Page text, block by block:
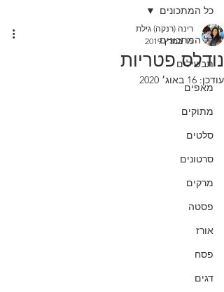
כל המתכונים
תבשילים
מאפים
מתוקים
סלטים
סרטונים
מרקים
פסטה
אורז
פסח
דגים
כל המתכונים
נודלס פטריות
רינה (רנקה) גילת
15 במרץ 2019
עודכן: 16 באוג׳ 2020